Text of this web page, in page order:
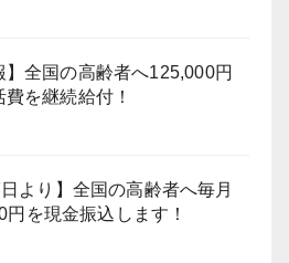
】全国の高齢者へ125,000円
を継続給付！
日より】全国の高齢者へ毎月
円を現金振込します！